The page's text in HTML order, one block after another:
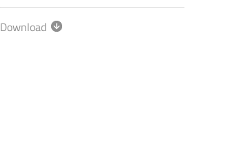
Download